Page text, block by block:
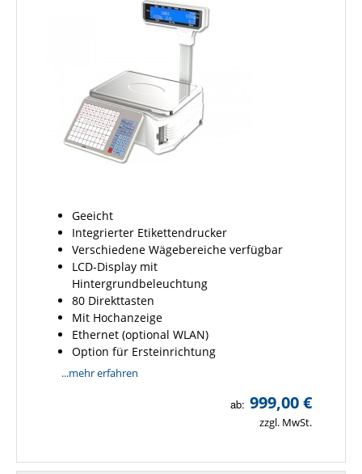
Geeicht
Integrierter Etikettendrucker
Verschiedene Wägebereiche verfügbar
LCD-Display mit
Hintergrundbeleuchtung
80 Direkttasten
Mit Hochanzeige
Ethernet (optional WLAN)
Option für Ersteinrichtung
...mehr erfahren
ab: 999,00 €
zzgl. MwSt.